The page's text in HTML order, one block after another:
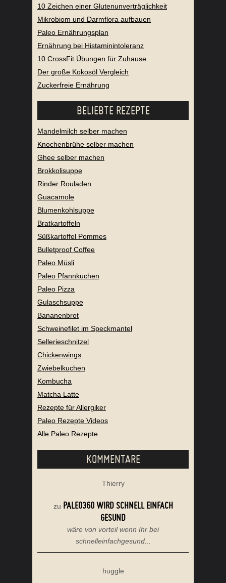
10 Zeichen einer Glutenunverträglichkeit
Mikrobiom und Darmflora aufbauen
Paleo Ernährungsplan
Ernährung bei Histaminintoleranz
10 CrossFit Übungen für Zuhause
Der große Kokosöl Vergleich
Zuckerfreie Ernährung
BELIEBTE REZEPTE
Mandelmilch selber machen
Knochenbrühe selber machen
Ghee selber machen
Brokkolisuppe
Rinder Rouladen
Guacamole
Blumenkohlsuppe
Bratkartoffeln
Süßkartoffel Pommes
Bulletproof Coffee
Paleo Müsli
Paleo Pfannkuchen
Paleo Pizza
Gulaschsuppe
Bananenbrot
Schweinefilet im Speckmantel
Sellerieschnitzel
Chickenwings
Zwiebelkuchen
Kombucha
Matcha Latte
Rezepte für Allergiker
Paleo Rezepte Videos
Alle Paleo Rezepte
KOMMENTARE
Thierry
zu PALEO360 WIRD SCHNELL EINFACH
GESUND
wäre von vorteil wenn Ihr bei
schnelleinfachgesund...
huggle